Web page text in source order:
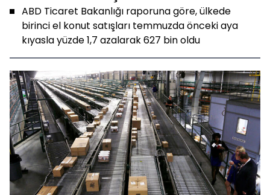
ABD Ticaret Bakanlığı raporuna göre, ülkede
birinci el konut satışları temmuzda önceki aya
kıyasla yüzde 1,7 azalarak 627 bin oldu